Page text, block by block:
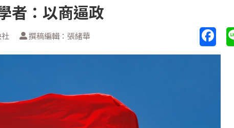
者：以商逼政
撰稿編輯：張緒華